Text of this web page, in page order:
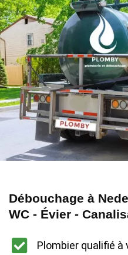
Débouchage à
WC - Évier -
Plombier qualifié